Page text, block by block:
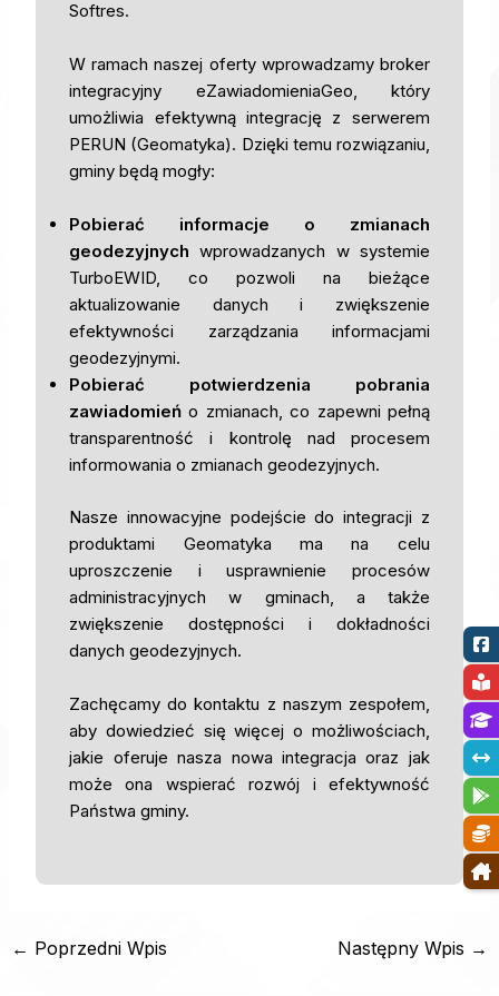
Softres.
W ramach naszej oferty wprowadzamy broker
integracyjny eZawiadomieniaGeo, który
umożliwia efektywną integrację z serwerem
PERUN (Geomatyka). Dzięki temu rozwiązaniu,
gminy będą mogły:
Pobierać informacje o zmianach
geodezyjnych wprowadzanych w systemie
TurboEWID, co pozwoli na bieżące
aktualizowanie danych i zwiększenie
efektywności zarządzania informacjami
geodezyjnymi.
Pobierać potwierdzenia pobrania
zawiadomień o zmianach, co zapewni pełną
transparentność i kontrolę nad procesem
informowania o zmianach geodezyjnych.
Nasze innowacyjne podejście do integracji z
produktami Geomatyka ma na celu
uproszczenie i usprawnienie procesów
administracyjnych w gminach, a także
zwiększenie dostępności i dokładności
danych geodezyjnych.
Zachęcamy do kontaktu z naszym zespołem,
aby dowiedzieć się więcej o możliwościach,
jakie oferuje nasza nowa integracja oraz jak
może ona wspierać rozwój i efektywność
Państwa gminy.
← Poprzedni Wpis Następny Wpis →